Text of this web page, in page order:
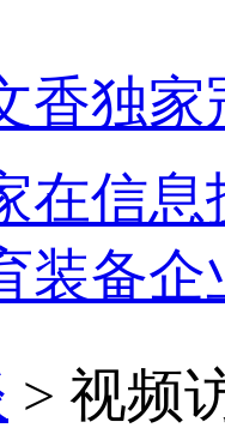
香独家
在信
装备企
> 视频